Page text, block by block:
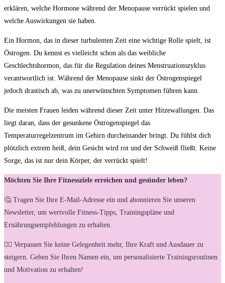
erklären, welche Hormone​ während der ⁤Menopause verrückt ⁤spielen und
welche Auswirkungen sie haben.
Ein Hormon, das in ​dieser turbulenten Zeit eine ⁤wichtige⁢ Rolle spielt, ist
Östrogen. Du ‍kennst es vielleicht schon als ‌das weibliche
Geschlechtshormon, das für⁣ die ⁤Regulation ‍deines Menstruationszyklus
verantwortlich ist. Während der⁤ Menopause sinkt der Östrogenspiegel
jedoch⁤ drastisch ab, was zu unerwünschten Symptomen​ führen⁢ kann.
Die meisten‍ Frauen leiden während⁢ dieser⁢ Zeit unter Hitzewallungen. Das
‍liegt daran,⁢ dass der gesunkene Östrogenspiegel das
Temperaturregelzentrum im Gehirn durcheinander bringt.​ Du fühlst dich
⁢plötzlich extrem heiß, dein Gesicht wird rot‌ und⁢ der ⁣Schweiß fließt. Keine
Sorge, das⁤ ist​ nur dein Körper, der verrückt spielt!
Möchten Sie Ihre Fitnessziele erreichen und gesünder leben?
🤔 Tragen Sie Ihre E-Mail-Adresse ein und abonnieren Sie unseren
Newsletter, um wertvolle Fitness-Tipps, Trainingspläne und
Ernährungsempfehlungen zu erhalten.
🏋️‍♀️ Verpassen Sie keine Gelegenheit mehr, Ihre Kraft und Ausdauer zu
steigern. Geben Sie Ihren Namen ein, um personalisierte Trainingsroutinen
und Motivation zu erhalten!